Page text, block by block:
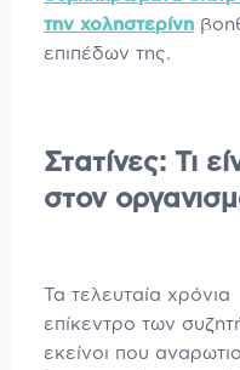
την χοληστερίνη
επιπέδων της.
Στατίνες: Τι
στον
Τα τελευταία χρόνια
επίκεντρο των
εκείνοι που